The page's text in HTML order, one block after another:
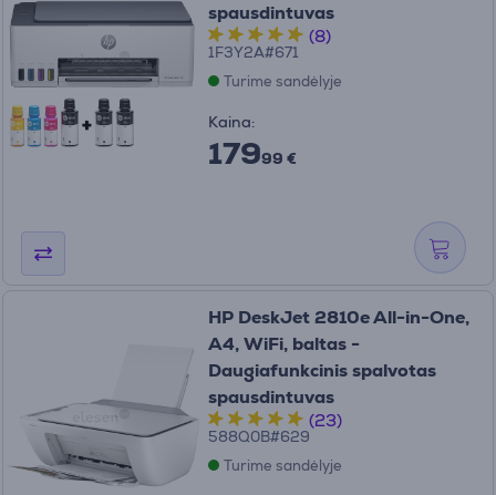
spausdintuvas
(8)
1F3Y2A#671
Turime sandėlyje
Kaina:
17999 €
HP DeskJet 2810e All-in-One,
A4, WiFi, baltas -
Daugiafunkcinis spalvotas
spausdintuvas
(23)
588Q0B#629
Turime sandėlyje